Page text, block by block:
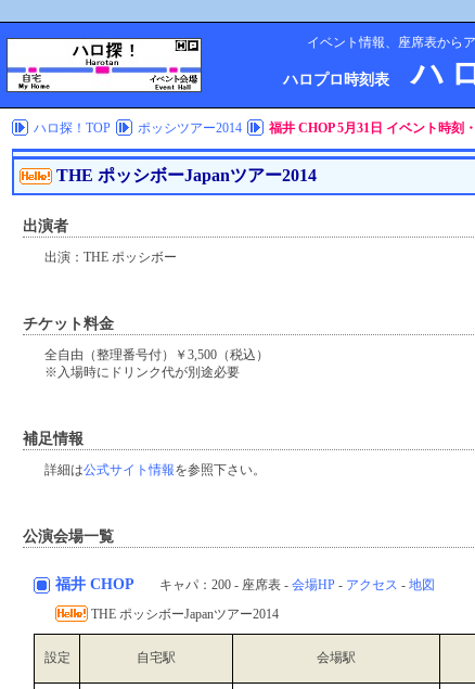
イベント情報、座席表から
ハロプロ時刻表 ハ
ハロ探！TOP ポッシツアー2014 福井 CHOP 5月31日 イベント時刻
THE ポッシボーJapanツアー2014
出演者
出演：THE ポッシボー
チケット料金
全自由（整理番号付）￥3,500（税込）
※入場時にドリンク代が別途必要
補足情報
詳細は公式サイト情報を参照下さい。
公演会場一覧
福井 CHOP キャパ：200 - 座席表 - 会場HP - アクセス - 地図
THE ポッシボーJapanツアー2014
設定 自宅駅 会場駅